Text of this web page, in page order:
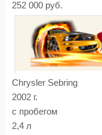
252 000 руб.
Chrysler Sebring
2002 г.
с пробегом
2,4 л